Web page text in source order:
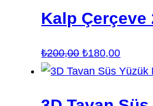
Kalp Çerçeve
₺200,00 Orijinal
fiyat:
₺180,00Şu
andaki